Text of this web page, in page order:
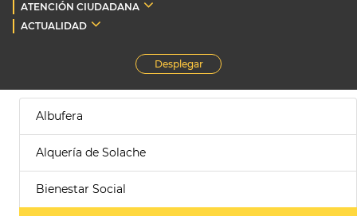
ATENCIÓN CIUDADANA
ACTUALIDAD
Desplegar
Albufera
Alquería de Solache
Bienestar Social